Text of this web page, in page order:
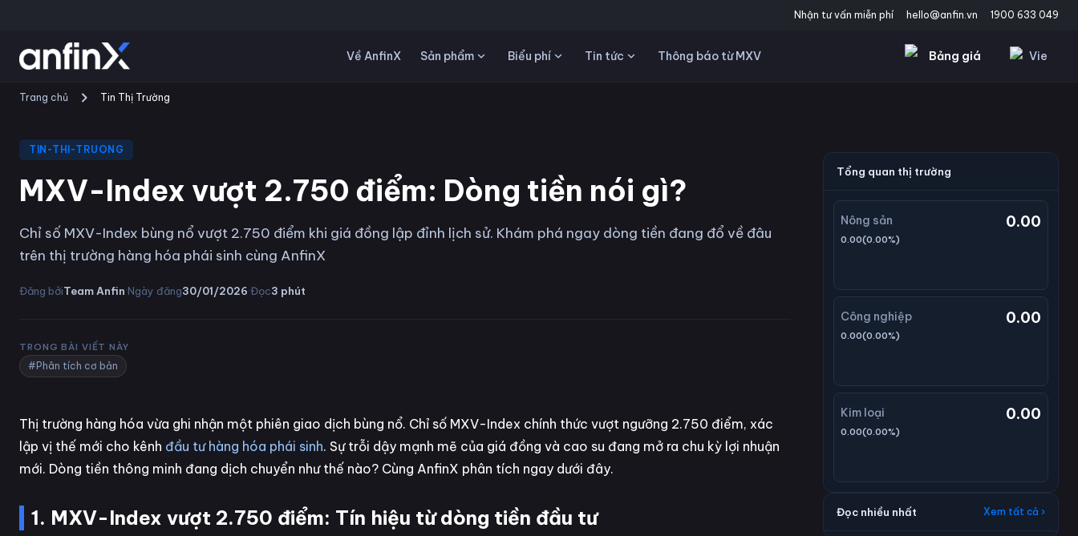
Nhận tư vấn miễn phí hello@anfin.vn 1900 633 049
Về AnfinX Sản phẩm Biểu phí Tin tức Thông báo từ MXV Bảng giá Vie
Trang chủ Tin Thị Trường
TIN-THI-TRUONG
MXV-Index vượt 2.750 điểm: Dòng tiền nói gì?
Chỉ số MXV-Index bùng nổ vượt 2.750 điểm khi giá đồng lập đỉnh lịch sử. Khám phá ngay dòng tiền đang đổ về đâu
trên thị trường hàng hóa phái sinh cùng AnfinX
Đăng bởiTeam Anfin·Ngày đăng30/01/2026·Đọc3 phút
TRONG BÀI VIẾT NÀY
#Phân tích cơ bản
Thị trường hàng hóa vừa ghi nhận một phiên giao dịch bùng nổ. Chỉ số MXV-Index chính thức vượt ngưỡng 2.750 điểm, xác
lập vị thế mới cho kênh đầu tư hàng hóa phái sinh. Sự trỗi dậy mạnh mẽ của giá đồng và cao su đang mở ra chu kỳ lợi nhuận
mới. Dòng tiền thông minh đang dịch chuyển như thế nào? Cùng AnfinX phân tích ngay dưới đây.
1. MXV-Index vượt 2.750 điểm: Tín hiệu từ dòng tiền đầu tư
Tổng quan thị trường
Nông sản 0.00
0.00(0.00%)
Công nghiệp 0.00
0.00(0.00%)
Kim loại 0.00
0.00(0.00%)
Đọc nhiều nhất Xem tất cả ›